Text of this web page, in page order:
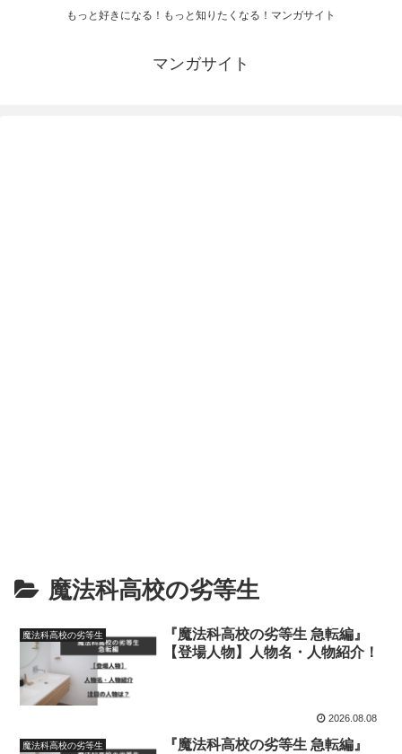
もっと好きになる！もっと知りたくなる！マンガサイト
マンガサイト
魔法科高校の劣等生
魔法科高校の劣等生
『魔法科高校の劣等生 急転編』
【登場人物】人物名・人物紹介！
2026.08.08
魔法科高校の劣等生
『魔法科高校の劣等生 急転編』